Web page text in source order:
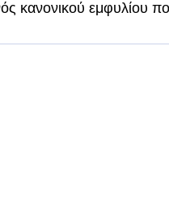
κανονικού εμφυλίου